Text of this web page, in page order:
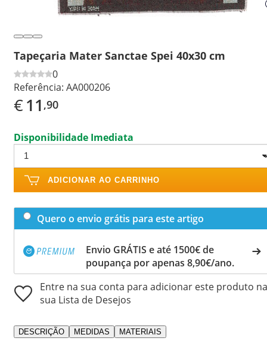
Tapeçaria Mater Sanctae Spei 40x30 cm
0
Referência: AA000206
€11 ,90
Disponibilidade Imediata
ADICIONAR AO CARRINHO
Quero o envio grátis para este artigo
Envio GRÁTIS e até 1500€ de
poupança por apenas 8,90€/ano.
Entre na sua conta para adicionar este produto na
sua Lista de Desejos
DESCRIÇÃO MEDIDAS MATERIAIS